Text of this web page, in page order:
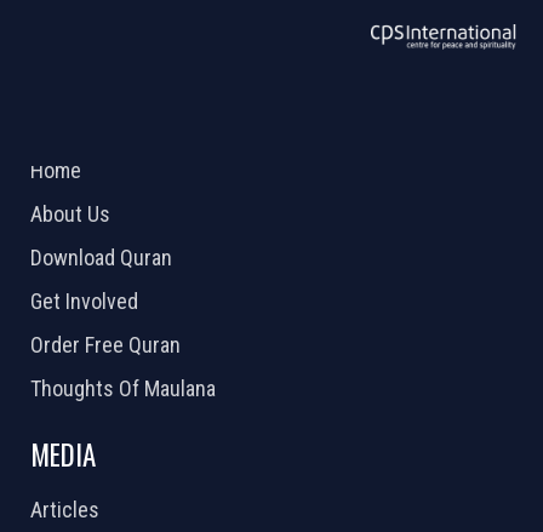
Home
About Us
Download Quran
Get Involved
Order Free Quran
Thoughts Of Maulana
MEDIA
Articles